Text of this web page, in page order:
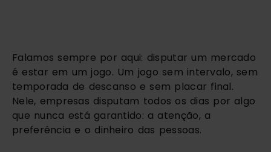
Falamos sempre por aqui: disputar um mercado
é estar em um jogo. Um jogo sem intervalo, sem
temporada de descanso e sem placar final.
Nele, empresas disputam todos os dias por algo
que nunca está garantido: a atenção, a
preferência e o dinheiro das pessoas.